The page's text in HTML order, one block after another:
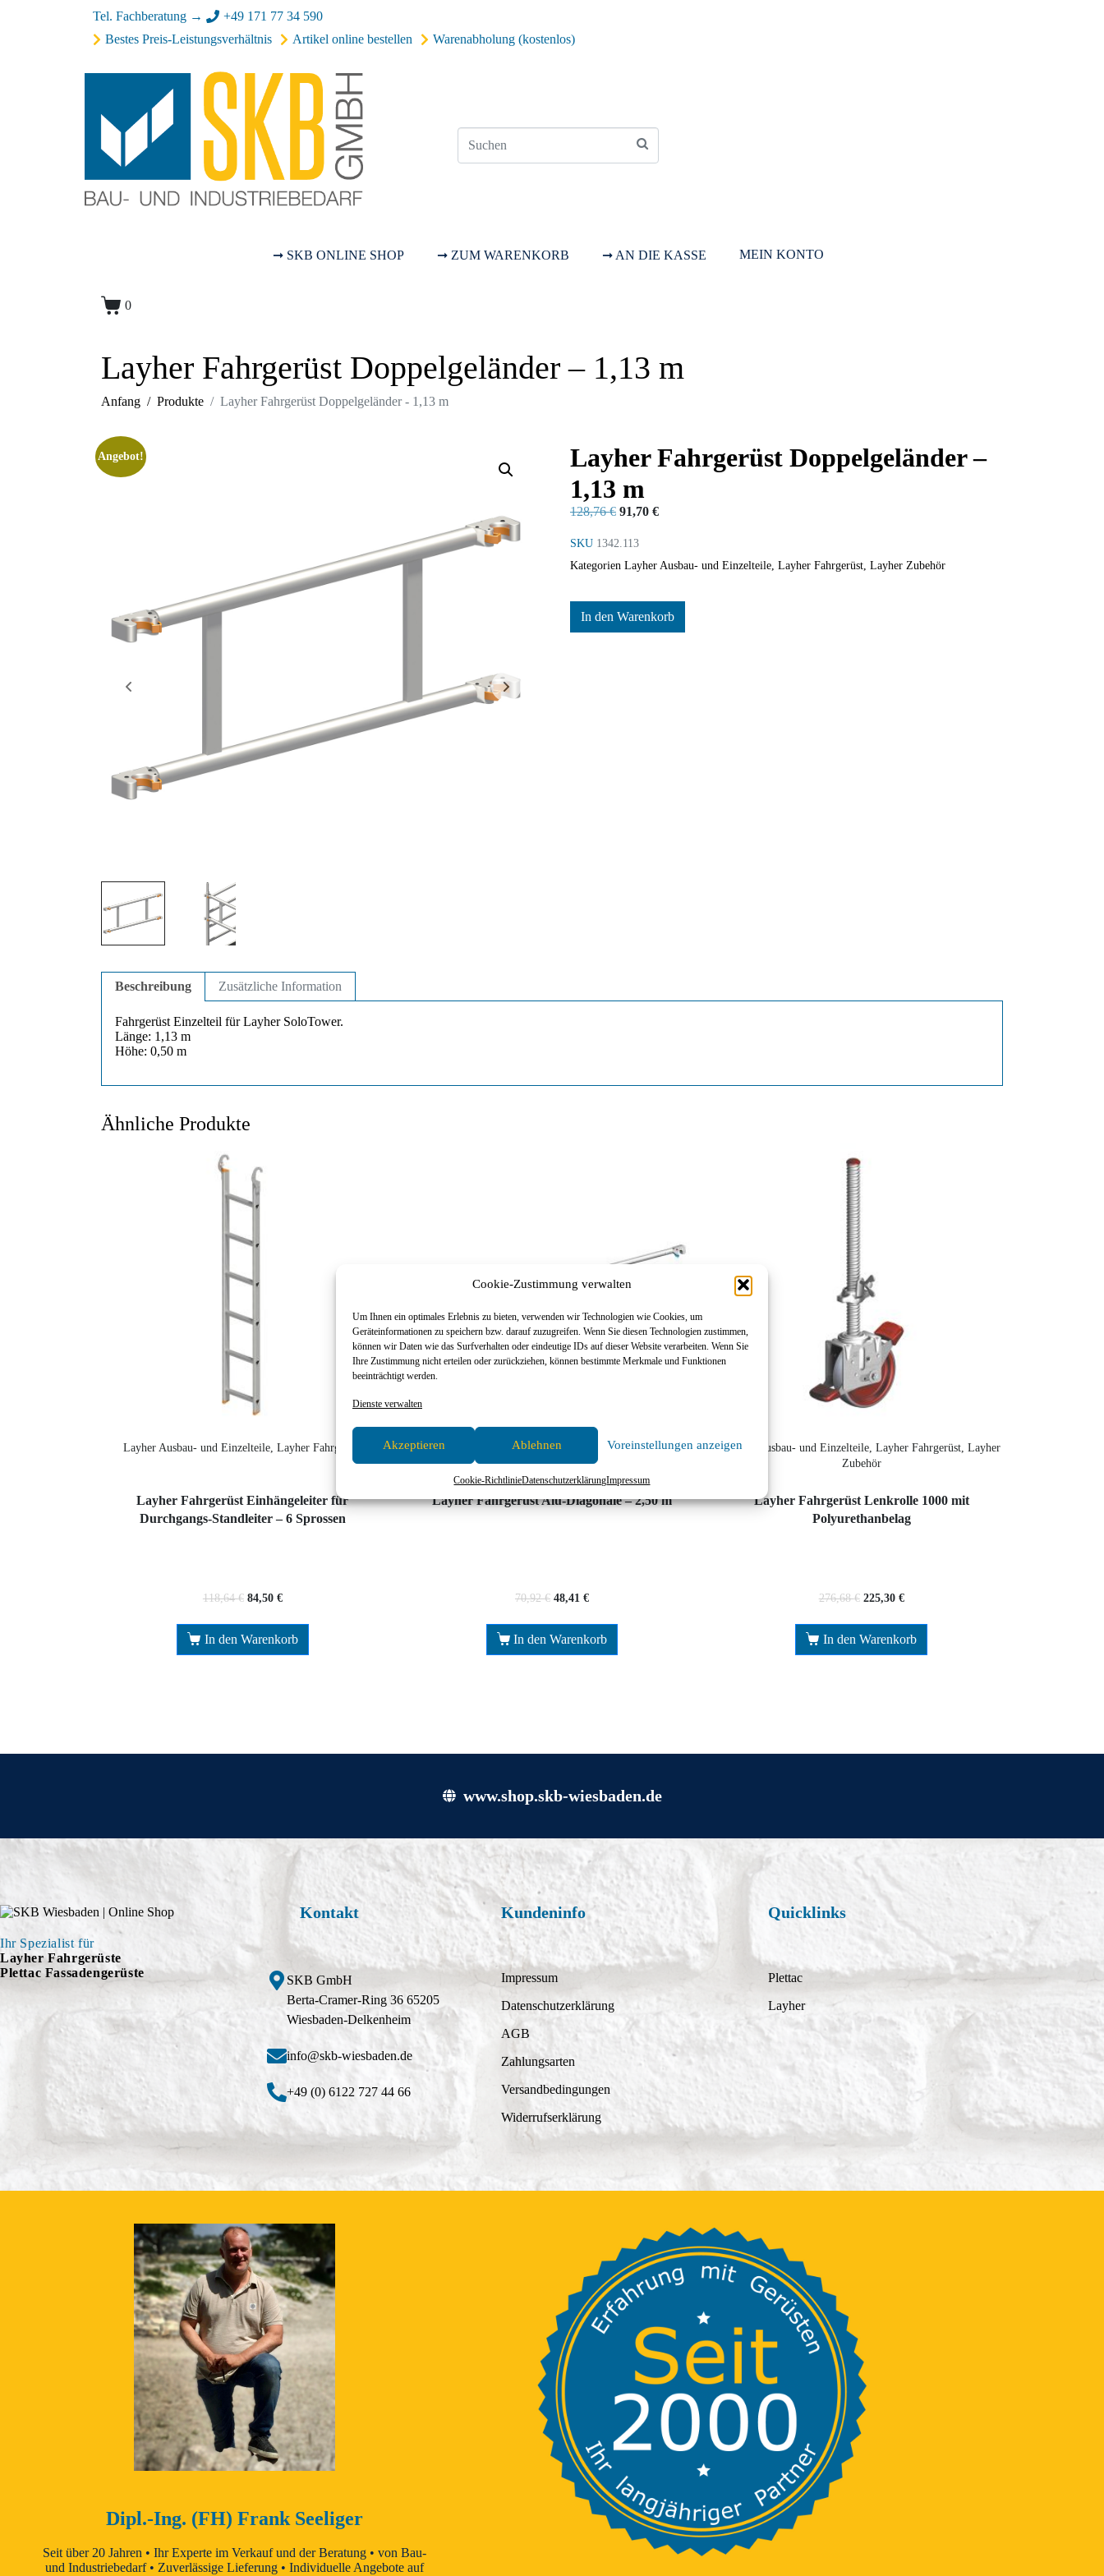
Cookie-Zustimmung verwalten
Um Ihnen ein optimales Erlebnis zu bieten, verwenden wir Technologien wie Cookies, um
Geräteinformationen zu speichern bzw. darauf zuzugreifen. Wenn Sie diesen Technologien zustimmen,
können wir Daten wie das Surfverhalten oder eindeutige IDs auf dieser Website verarbeiten. Wenn Sie
Ihre Zustimmung nicht erteilen oder zurückziehen, können bestimmte Merkmale und Funktionen
beeinträchtigt werden.
Dienste verwalten
Akzeptieren Ablehnen Voreinstellungen anzeigen
Cookie-RichtlinieDatenschutzerklärungImpressum
Tel. Fachberatung →
+49 171 77 34 590
Bestes Preis-Leistungsverhältnis
Artikel online bestellen Warenabholung (kostenlos)
➞ SKB ONLINE SHOP ➞ ZUM WARENKORB ➞ AN DIE KASSE MEIN KONTO
0
Layher Fahrgerüst Doppelgeländer – 1,13 m
Anfang Produkte Layher Fahrgerüst Doppelgeländer - 1,13 m
Angebot!
Layher Fahrgerüst Doppelgeländer –
1,13 m
128,76€ 91,70 €
SKU 1342.113
Kategorien Layher Ausbau- und Einzelteile, Layher Fahrgerüst, Layher Zubehör
In den Warenkorb
Beschreibung Zusätzliche Information
Fahrgerüst Einzelteil für Layher SoloTower.
Länge: 1,13 m
Höhe: 0,50 m
Ähnliche Produkte
Layher Ausbau- und Einzelteile, Layher Fahrgerüst
Layher Fahrgerüst Einhängeleiter für
Durchgangs-Standleiter – 6 Sprossen
118,64€ 84,50 €
In den Warenkorb
Layher Ausbau- und Einzelteile, Layher Fahrgerüst, Layher
Zubehör
Layher Fahrgerüst Alu-Diagonale – 2,50 m
70,92€ 48,41 €
In den Warenkorb
Layher Ausbau- und Einzelteile, Layher Fahrgerüst, Layher
Zubehör
Layher Fahrgerüst Lenkrolle 1000 mit
Polyurethanbelag
276,68€ 225,30 €
In den Warenkorb
www.shop.skb-wiesbaden.de
Ihr Spezialist für
Layher Fahrgerüste
Plettac Fassadengerüste
Kontakt
SKB GmbH
Berta-Cramer-Ring 36 65205
Wiesbaden-Delkenheim
info@skb-wiesbaden.de
+49 (0) 6122 727 44 66
Kundeninfo
Impressum
Datenschutzerklärung
AGB
Zahlungsarten
Versandbedingungen
Widerrufserklärung
Quicklinks
Plettac
Layher
Dipl.-Ing. (FH) Frank Seeliger
Seit über 20 Jahren • Ihr Experte im Verkauf und der Beratung • von Bau-
und Industriebedarf • Zuverlässige Lieferung • Individuelle Angebote auf